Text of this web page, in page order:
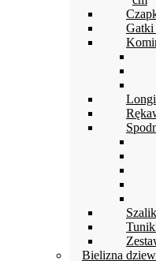
Gatki
Longi
Bielizna